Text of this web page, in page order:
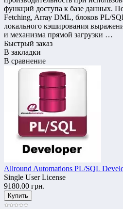
функций доступа к базе данных.
Fetching, Array DML, блоков PL/
локального кэширования
и механизма прямой загрузки …
Быстрый заказ
В закладки
В сравнение
Allround Automations PL/SQL
Single User License
9180.00 грн.